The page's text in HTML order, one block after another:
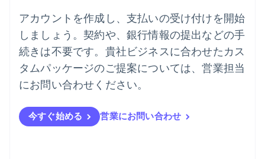
アカウントを作成し、支払いの受け付けを開始
しましょう。契約や、銀行情報の提出などの手
続きは不要です。貴社ビジネスに合わせたカス
タムパッケージのご提案については、営業担当
にお問い合わせください。
今すぐ始める 営業にお問い合わせ
Deutsch English
ニュージーランド
English
ノルウェー
ハンガリー
English
EnglishSvenska
ブラジル